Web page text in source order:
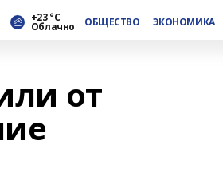
+23 °С
Облачно ОБЩЕСТВО ЭКОНОМИКА
от